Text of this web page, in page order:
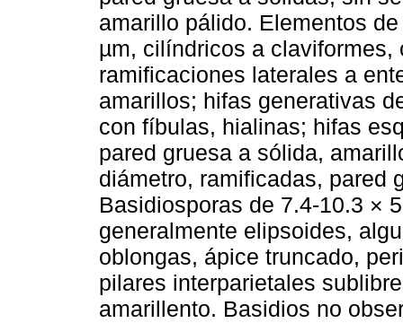
amarillo pálido. Elementos
µm, cilíndricos a
ramificaciones laterales a
amarillos; hifas generativas
con fíbulas, hialinas; hifas
pared gruesa a sólida,
diámetro, ramificadas, pared
Basidiosporas de 7.4-10.3 ×
generalmente elipsoides,
oblongas, ápice truncado,
pilares interparietales
amarillento. Basidios no